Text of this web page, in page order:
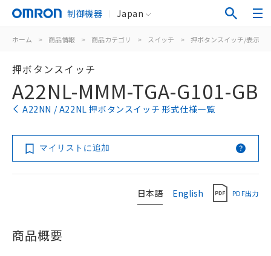
制御機器 Japan
ホーム > 商品情報 > 商品カテゴリ > スイッチ > 押ボタンスイッチ/表示灯
押ボタンスイッチ
A22NL-MMM-TGA-G101-GB
A22NN / A22NL 押ボタンスイッチ 形式仕様一覧
マイリストに追加
日本語 English PDF出力
商品概要